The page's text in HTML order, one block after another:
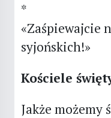
*
«Zaśpiewajcie
syjońskich!»
Kościele
Jakże możemy